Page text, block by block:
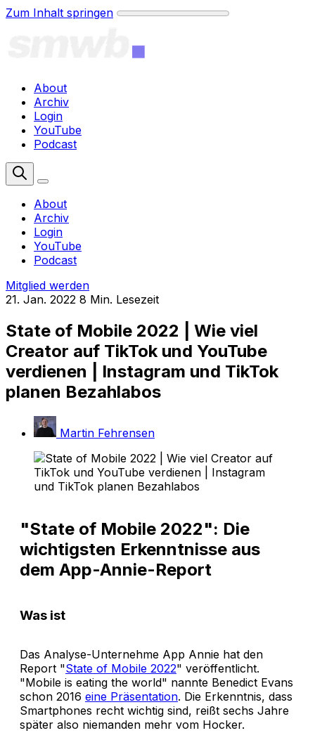
Zum Inhalt springen
About
Archiv
Login
YouTube
Podcast
About
Archiv
Login
YouTube
Podcast
Mitglied werden
21. Jan. 2022 8 Min. Lesezeit
State of Mobile 2022 | Wie viel
Creator auf TikTok und YouTube
verdienen | Instagram und TikTok
planen Bezahlabos
Martin Fehrensen
"State of Mobile 2022": Die
wichtigsten Erkenntnisse aus
dem App-Annie-Report
Was ist
Das Analyse-Unternehme App Annie hat den
Report "State of Mobile 2022" veröffentlicht.
"Mobile is eating the world" nannte Benedict Evans
schon 2016 eine Präsentation. Die Erkenntnis, dass
Smartphones recht wichtig sind, reißt sechs Jahre
später also niemanden mehr vom Hocker.